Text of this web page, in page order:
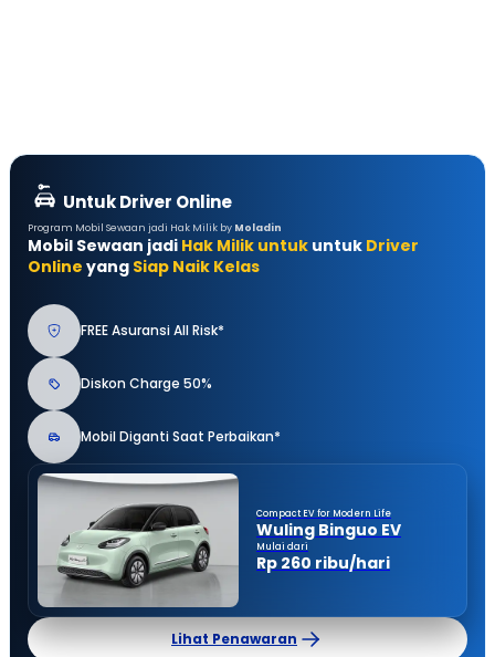
Untuk Driver Online
Program Mobil Sewaan jadi Hak Milik by Moladin
Mobil Sewaan jadi Hak Milik untuk untuk Driver
Online yang Siap Naik Kelas
FREE Asuransi All Risk*
Diskon Charge 50%
Mobil Diganti Saat Perbaikan*
Compact EV for Modern Life
Wuling Binguo EV
Mulai dari
Rp 260 ribu/hari
Lihat Penawaran